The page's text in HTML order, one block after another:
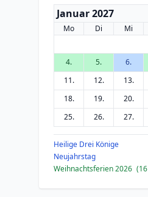
Januar 2027
Mo Di Mi
4.
5. 6.
11.
12. 13.
18.
19. 20.
25.
26. 27.
Heilige Drei Könige
Neujahrstag
Weihnachtsferien 2026 (16